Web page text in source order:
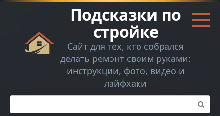
Перейти
Подсказки по
стройке
Сайт для тех, кто собрался
делать ремонт своим руками:
инструкции, фото, видео и
лайфхаки
Поиск: